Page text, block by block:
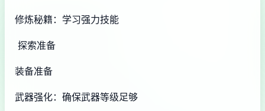
修炼秘籍：学习强力技能
探索准备
装备准备
武器强化：确保武器等级足够